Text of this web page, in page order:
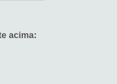
acima: